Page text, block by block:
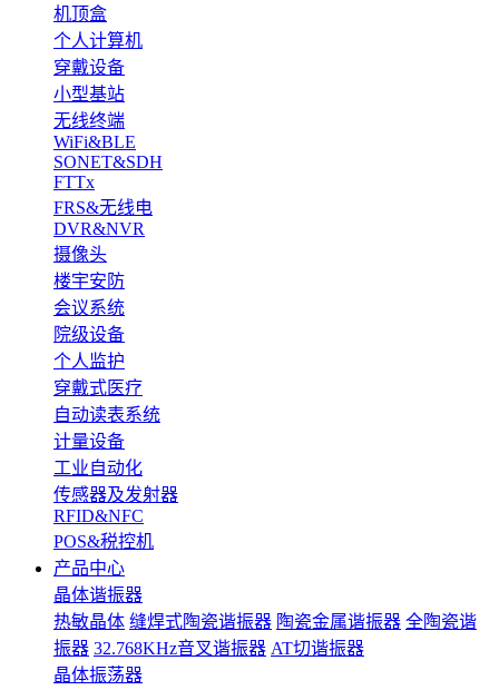
机顶盒
个人计算机
穿戴设备
小型基站
无线终端
WiFi&BLE
SONET&SDH
FTTx
FRS&无线电
DVR&NVR
摄像头
楼宇安防
会议系统
院级设备
个人监护
穿戴式医疗
自动读表系统
计量设备
工业自动化
传感器及发射器
RFID&NFC
POS&税控机
产品中心
晶体谐振器
热敏晶体 缝焊式陶瓷谐振器 陶瓷金属谐振器 全陶瓷谐
振器 32.768KHz音叉谐振器 AT切谐振器
晶体振荡器